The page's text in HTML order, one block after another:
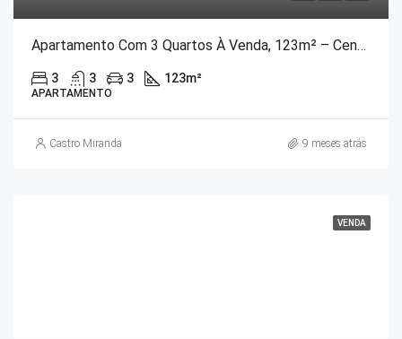
Apartamento Com 3 Quartos À Venda, 123m² – Centro
3 3 3 123m²
APARTAMENTO
Castro Miranda 9 meses atrás
VENDA